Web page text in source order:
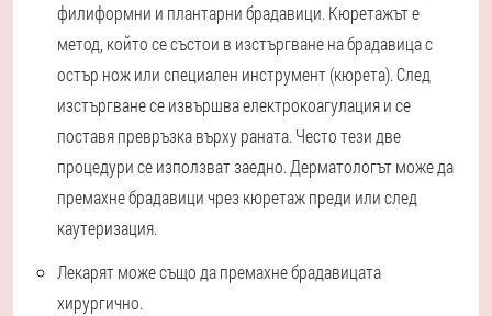
филиформни и плантарни брадавици. Кюретажът е
метод, който се състои в изстъргване на брадавица с
остър нож или специален инструмент (кюрета). След
изстъргване се извършва електрокоагулация и се
поставя превръзка върху раната. Често тези две
процедури се използват заедно. Дерматологът може да
премахне брадавици чрез кюретаж преди или след
каутеризация.
Лекарят може също да премахне брадавицата
хирургично.